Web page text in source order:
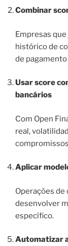
Combinar
Empresas
histórico de
de
Usar score
bancários
Com Open
real,
Aplicar
Operações
desenvolver
específico.
Automatizar